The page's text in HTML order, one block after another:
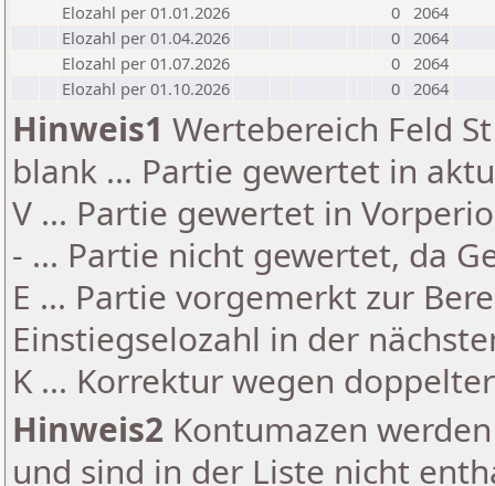
Elozahl per 01.01.2026
0 2064
Elozahl per 01.04.2026
0 2064
Elozahl per 01.07.2026
0 2064
Elozahl per 01.10.2026
0 2064
Hinweis1 Wertebereich Feld
blank ... Partie gewertet in
V ... Partie gewertet in
- ... Partie nicht gewertet, da
E ... Partie vorgemerkt zur
Einstiegselozahl in der
K ... Korrektur wegen
Hinweis2 Kontumazen
und sind in der Liste nicht